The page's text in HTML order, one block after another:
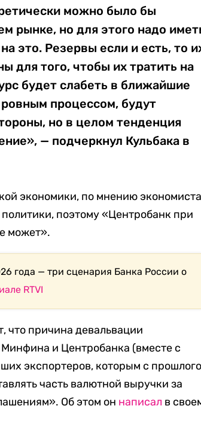
можно было бы
рынке, но для этого надо
это. Резервы если и есть, то
для того, чтобы их тратить на
будет слабеть в ближайшие
процессом, будут
но в целом тенденция
— подчеркнул Кульбака в
экономики, по мнению
поэтому «Центробанк при
может».
года — три сценария Банка России о
RTVI
что причина девальвации
и Центробанка (вместе с
экспортеров, которым с прошлого
часть валютной выручки за
Об этом он написал в